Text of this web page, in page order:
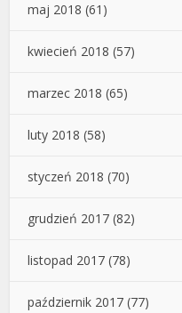
maj 2018 (61)
kwiecień 2018 (57)
marzec 2018 (65)
luty 2018 (58)
styczeń 2018 (70)
grudzień 2017 (82)
listopad 2017 (78)
październik 2017 (77)